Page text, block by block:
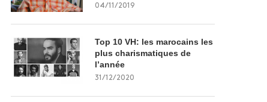
04/11/2019
Top 10 VH: les marocains les
plus charismatiques de
l’année
31/12/2020